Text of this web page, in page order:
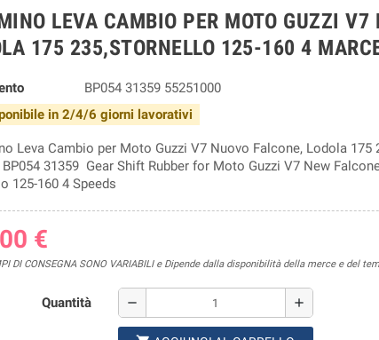
LEVA CAMBIO PER MOTO GUZZI V7
175 235,STORNELLO 125-160 4
BP054 31359 55251000
in 2/4/6 giorni lavorativi
Leva Cambio per Moto Guzzi V7 Nuovo Falcone, Lodola 175
31359 Gear Shift Rubber for Moto Guzzi V7 New
125-160 4 Speeds
€
DI CONSEGNA SONO VARIABILI e Dipende dalla disponibilità della merce e del
Quantità remove add